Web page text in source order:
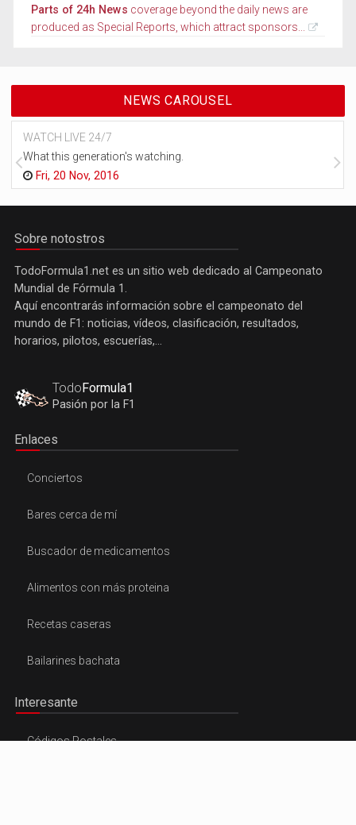
Parts of 24h News coverage beyond the daily news are
produced as Special Reports, which attract sponsors...
NEWS CAROUSEL
WATCH LIVE 24/7
What this generation's watching.
Fri, 20 Nov, 2016
Sobre notostros
TodoFormula1.net es un sitio web dedicado al Campeonato
Mundial de Fórmula 1.
Aquí encontrarás información sobre el campeonato del
mundo de F1: noticias, vídeos, clasificación, resultados,
horarios, pilotos, escuerías,...
Todo Formula1
Pasión por la F1
Enlaces
Conciertos
Bares cerca de mí
Buscador de medicamentos
Alimentos con más proteina
Recetas caseras
Bailarines bachata
Interesante
Códigos Postales